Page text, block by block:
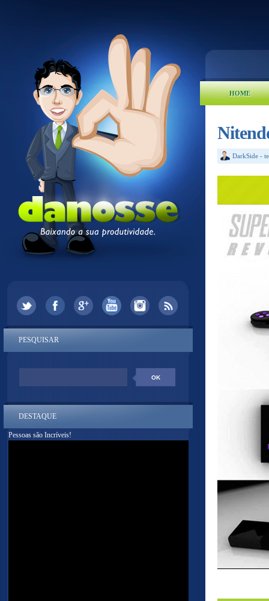
HOME
DarkSide -
PESQUISAR
DESTAQUE
Pessoas são Incríveis!